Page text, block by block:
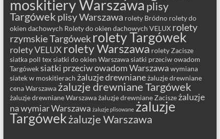
moskitiery Warszawa plisy
Targówek plisy Warszawa rolety Bródno rolety do
okien dachowych Rolety do okien dachowych VELUX rolety
rzymskie Targówek rolety Targówek
rolety VELUX rolety Warszawa rolety Zacisze
siatka poll texsiatki do okien Warszawasiatki przeciw owadom
Targóweksiatki przeciw owadom Warszawa wymiana
siatek w moskitierach żaluzje drewnianeżaluzje drewniane
cena Warszawa żaluzje drewniane Targówek
żaluzje drewniane Warszaważaluzje drewniane Zacisze żaluzje
na wymiar Warszawa żaluzje plisowane żaluzje
Targówekżaluzje Warszawa